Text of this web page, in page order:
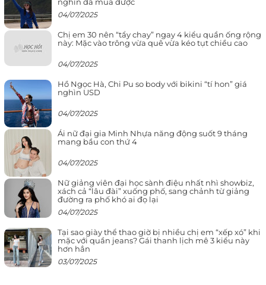
nghìn đã mua được
04/07/2025
Chị em 30 nên “tẩy chay” ngay 4 kiểu quần ống rộng
này: Mặc vào trông vừa quê vừa kéo tụt chiều cao
04/07/2025
Hồ Ngọc Hà, Chi Pu so body với bikini “tí hon” giá
nghìn USD
04/07/2025
Ái nữ đại gia Minh Nhựa năng động suốt 9 tháng
mang bầu con thứ 4
04/07/2025
Nữ giảng viên đại học sành điệu nhất nhì showbiz,
xách cả “lâu đài” xuống phố, sang chảnh từ giảng
đường ra phố khó ai đọ lại
04/07/2025
Tại sao giày thể thao giờ bị nhiều chị em “xếp xó” khi
mặc với quần jeans? Gái thanh lịch mê 3 kiểu này
hơn hẳn
03/07/2025